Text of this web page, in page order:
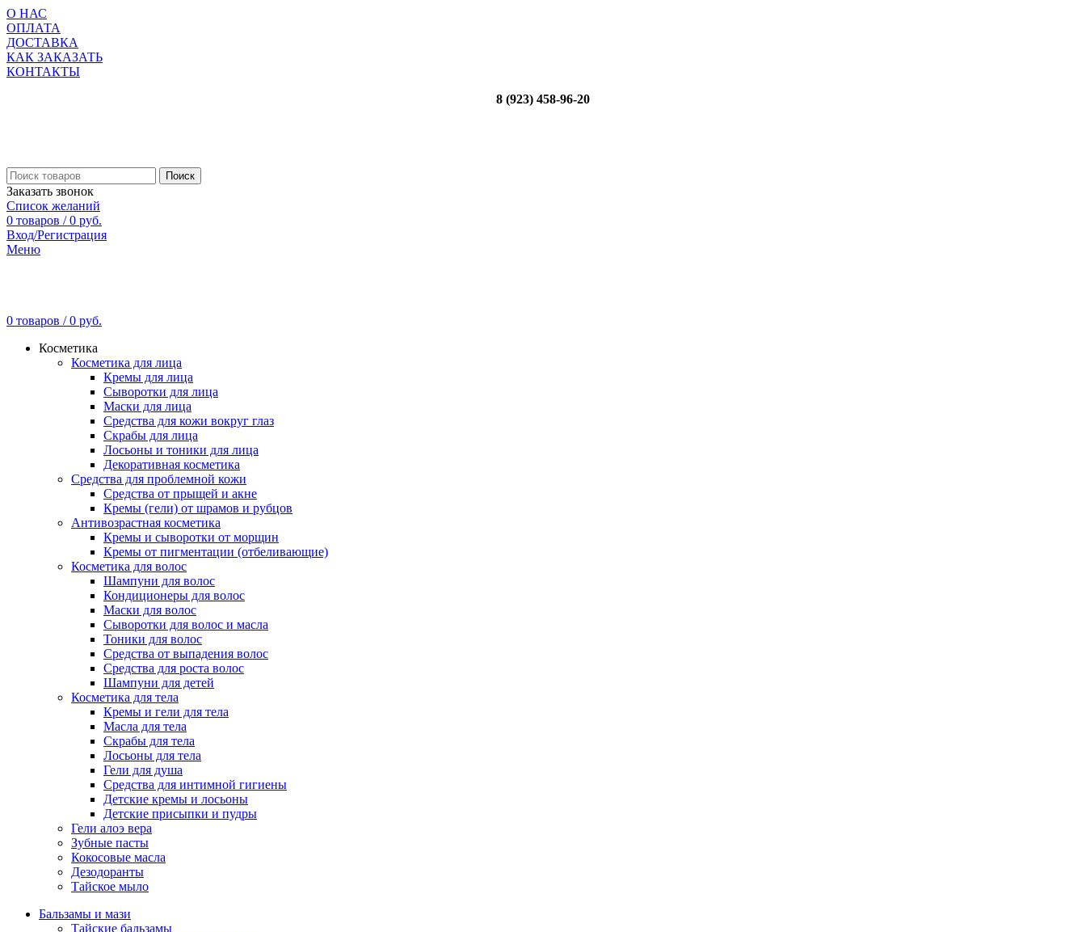
О НАС
ОПЛАТА
ДОСТАВКА
КАК ЗАКАЗАТЬ
КОНТАКТЫ
8 (923) 458-96-20
Поиск
Заказать звонок
Список желаний
0 товаров / 0 руб.
Вход/Регистрация
Меню
0 товаров / 0 руб.
Косметика
Косметика для лица
Кремы для лица
Сыворотки для лица
Маски для лица
Средства для кожи вокруг глаз
Скрабы для лица
Лосьоны и тоники для лица
Декоративная косметика
Средства для проблемной кожи
Средства от прыщей и акне
Кремы (гели) от шрамов и рубцов
Антивозрастная косметика
Кремы и сыворотки от морщин
Кремы от пигментации (отбеливающие)
Косметика для волос
Шампуни для волос
Кондиционеры для волос
Маски для волос
Сыворотки для волос и масла
Тоники для волос
Средства от выпадения волос
Средства для роста волос
Шампуни для детей
Косметика для тела
Кремы и гели для тела
Масла для тела
Скрабы для тела
Лосьоны для тела
Гели для душа
Средства для интимной гигиены
Детские кремы и лосьоны
Детские присыпки и пудры
Гели алоэ вера
Зубные пасты
Кокосовые масла
Дезодоранты
Тайское мыло
Бальзамы и мази
Тайские бальзамы